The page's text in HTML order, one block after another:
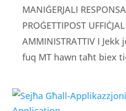
MANIĠERJALI
PROĠETTIPOST UFFIĊJAL
AMMINISTRATTIV I
fuq MT hawn taħt biex